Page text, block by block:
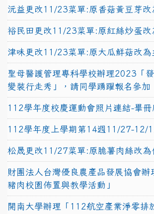
沅益更改11/23菜單:原香菇黃豆芽改
裕民田更改11/23菜單:原紅絲炒蛋改
津味更改11/23菜單:原大瓜鮮菇改為
聖母醫護管理專科學校辦理2023「
變裝行走秀」，請同學踴躍報名參加
112學年度校慶運動會照片連結-畢冊
112學年度上學期第14週11/27-12/
松晟更改11/27菜單:原脆薯肉絲改為
財團法人台灣優良農產品發展協會辦
豬肉校園佈置與教學活動」
開南大學辦理「112航空產業淨零排